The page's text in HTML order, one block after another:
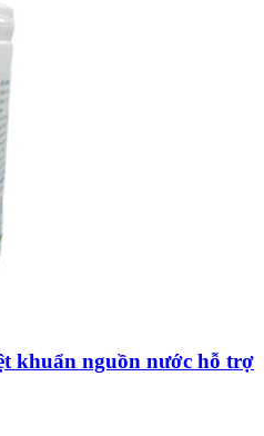
khuẩn nguồn nước hỗ trợ